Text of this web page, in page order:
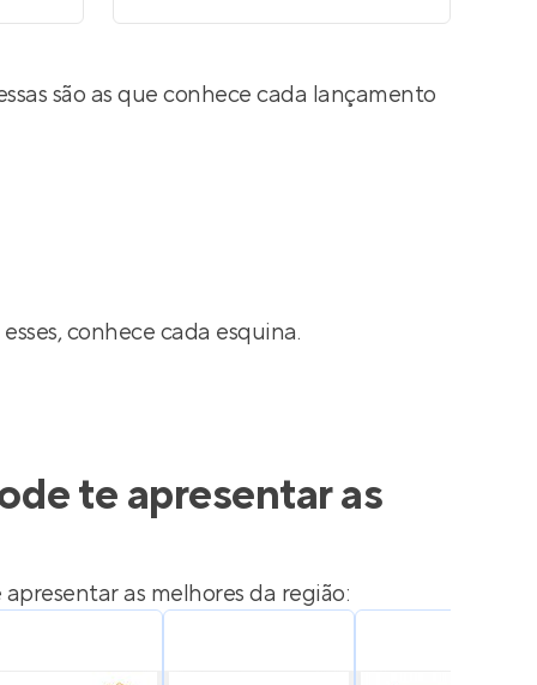
são as que conhece cada lançamento
conhece cada esquina.
te apresentar as
as melhores da região: